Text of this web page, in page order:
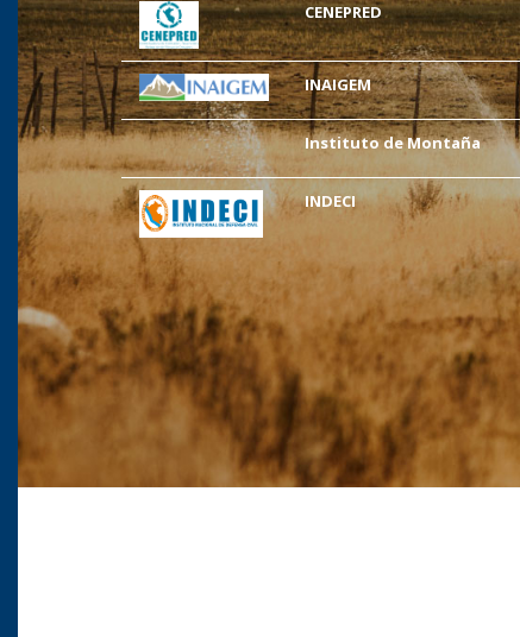
CENEPRED
INAIGEM
Instituto de Montaña
INDECI